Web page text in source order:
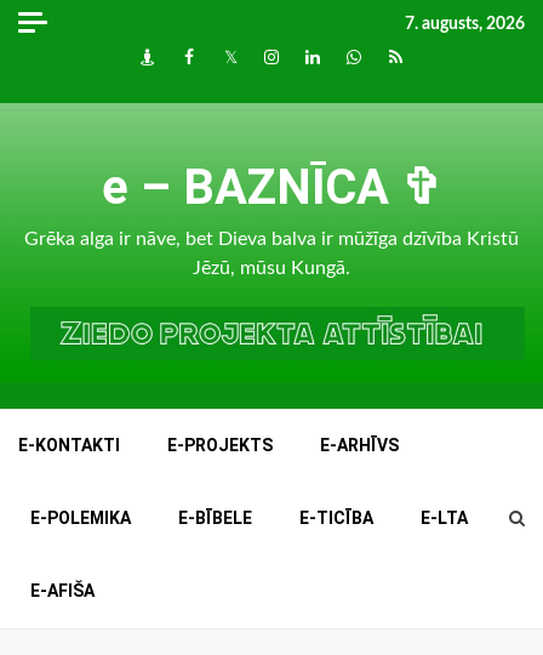
Skip
7. augusts, 2026
DraugiemFacebook
TwitterInstagram
LinkedInwhatsapp
RSS
e – BAZNĪCA ✞
Grēka alga ir nāve, bet Dieva balva ir mūžīga dzīvība Kristū
Jēzū, mūsu Kungā.
E-KONTAKTI E-PROJEKTS E-ARHĪVS
E-POLEMIKA E-BĪBELE E-TICĪBA E-LTA
E-AFIŠA